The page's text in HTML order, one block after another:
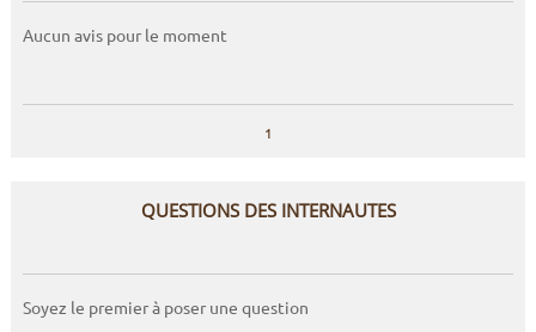
Aucun avis pour le moment
1
QUESTIONS DES INTERNAUTES
Soyez le premier à poser une question